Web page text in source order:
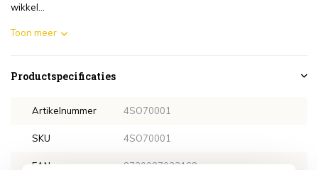
wikkel...
Toon meer
Productspecificaties
Artikelnummer 4SO70001
SKU 4SO70001
EAN 8720087023168